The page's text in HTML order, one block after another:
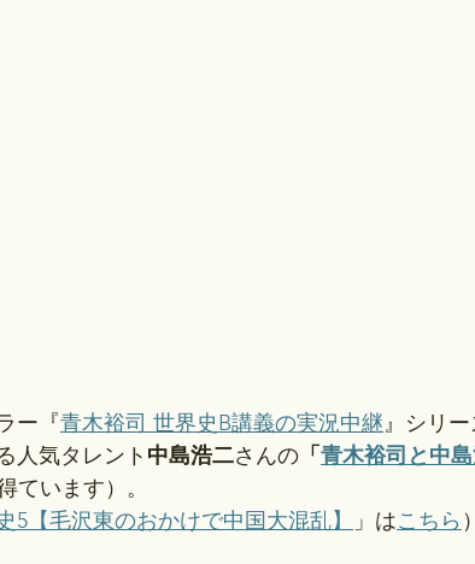
ー『青木裕司 世界史B講義の実況中継』シリ
人気タレント 中島浩二さんの 「 青木裕司と中
ています）。
5【毛沢東のおかけで中国大混乱】 」はこちら ）